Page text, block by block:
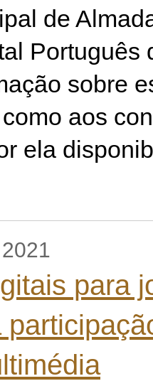
de
Português
sobre
aos
ela
para